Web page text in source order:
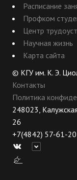
Расписание
Профком
Центр
Научная жизнь
Карта сайта
© КГУ им. К. Э.
Контакты
Политика
248023, Калужская
26
+7(4842) 57-61-20